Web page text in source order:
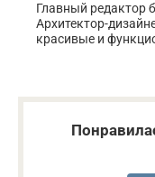
Главный редактор
Архитектор-
красивые и